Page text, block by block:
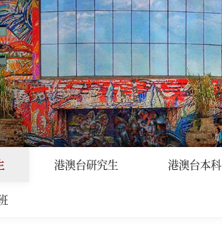
> 港澳台研究生 港澳台本科